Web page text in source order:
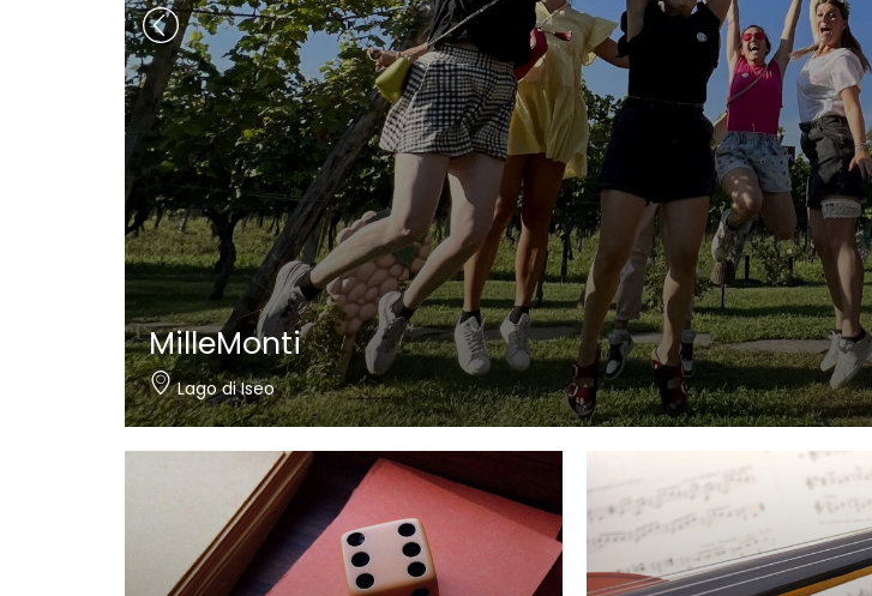
MilleMonti
Lago di Iseo